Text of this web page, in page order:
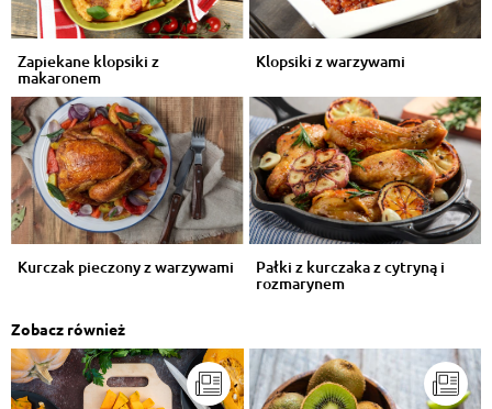
Zapiekane klopsiki z
makaronem
Klopsiki z warzywami
Kurczak pieczony z warzywami Pałki z kurczaka z cytryną i
rozmarynem
Zobacz również